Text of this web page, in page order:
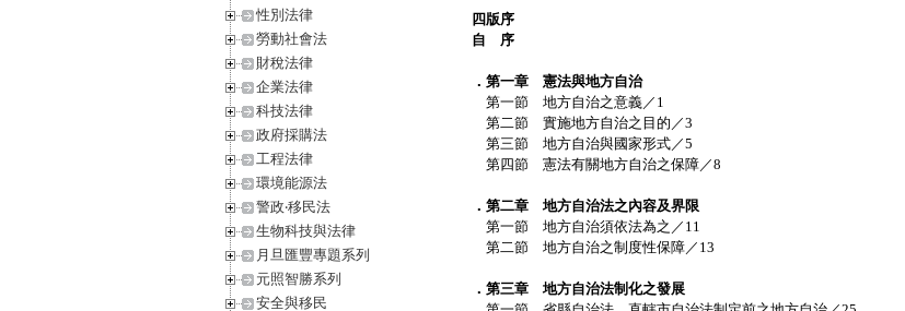
性別法律
勞動社會法
財稅法律
企業法律
科技法律
政府採購法
工程法律
環境能源法
警政‧移民法
生物科技與法律
月旦匯豐專題系列
元照智勝系列
安全與移民
四版序
自 序
．第一章 憲法與地方自治
第一節 地方自治之意義／1
第二節 實施地方自治之目的／3
第三節 地方自治與國家形式／5
第四節 憲法有關地方自治之保障／8
．第二章 地方自治法之內容及界限
第一節 地方自治須依法為之／11
第二節 地方自治之制度性保障／13
．第三章 地方自治法制化之發展